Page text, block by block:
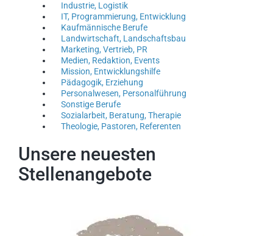
Industrie, Logistik
IT, Programmierung, Entwicklung
Kaufmännische Berufe
Landwirtschaft, Landschaftsbau
Marketing, Vertrieb, PR
Medien, Redaktion, Events
Mission, Entwicklungshilfe
Pädagogik, Erziehung
Personalwesen, Personalführung
Sonstige Berufe
Sozialarbeit, Beratung, Therapie
Theologie, Pastoren, Referenten
Unsere neuesten
Stellenangebote